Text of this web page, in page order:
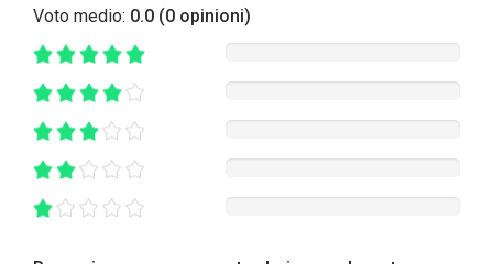
Voto medio: 0.0 (0 opinioni)